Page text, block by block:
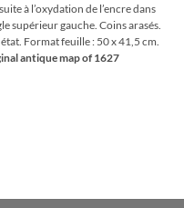
à l’oxydation de l’encre dans
supérieur gauche. Coins arasés.
Format feuille : 50 x 41,5 cm.
antique map of 1627